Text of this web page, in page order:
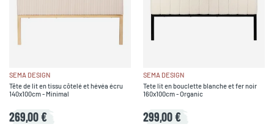
SEMA DESIGN
Tête de lit en tissu côtelé et hévéa écru
140x100cm - Minimal
269,00 €
SEMA DESIGN
Tete lit en bouclette blanche et fer noir
160x100cm - Organic
299,00 €